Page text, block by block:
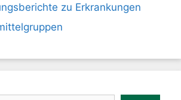
zu Erkrankungen